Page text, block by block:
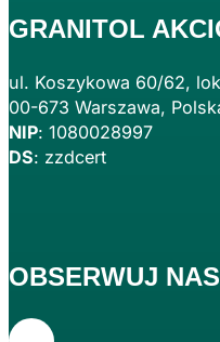
GRANITOL
ul. Koszykowa 60/62,
00-673 Warszawa,
NIP: 1080028997
DS: zzdcert
OBSERWUJ NAS